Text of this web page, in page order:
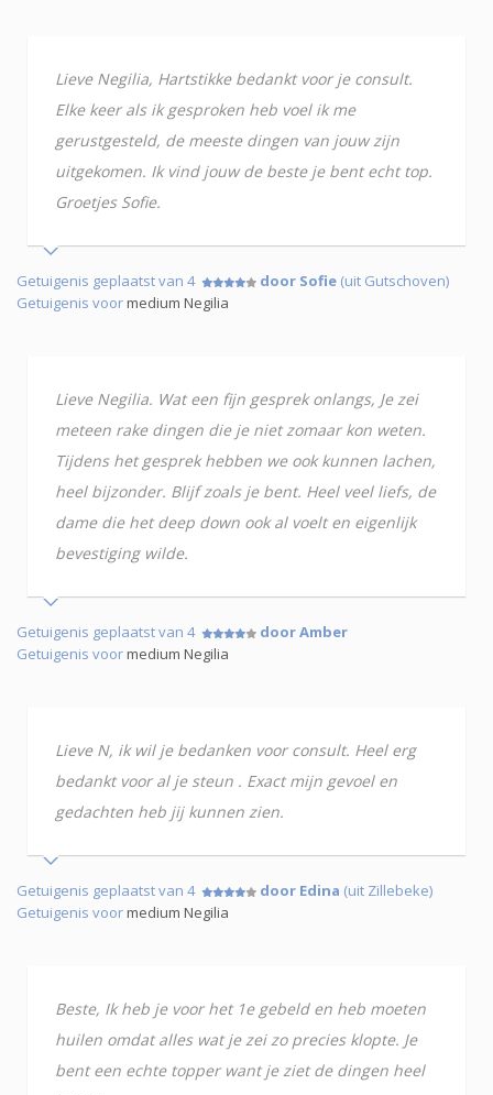
Lieve Negilia, Hartstikke bedankt voor je consult.
Elke keer als ik gesproken heb voel ik me
gerustgesteld, de meeste dingen van jouw zijn
uitgekomen. Ik vind jouw de beste je bent echt top.
Groetjes Sofie.
Getuigenis geplaatst van 4 door Sofie (uit Gutschoven)
Getuigenis voormedium Negilia
Lieve Negilia. Wat een fijn gesprek onlangs, Je zei
meteen rake dingen die je niet zomaar kon weten.
Tijdens het gesprek hebben we ook kunnen lachen,
heel bijzonder. Blijf zoals je bent. Heel veel liefs, de
dame die het deep down ook al voelt en eigenlijk
bevestiging wilde.
Getuigenis geplaatst van 4
door Amber
Getuigenis voormedium Negilia
Lieve N, ik wil je bedanken voor consult. Heel erg
bedankt voor al je steun . Exact mijn gevoel en
gedachten heb jij kunnen zien.
Getuigenis geplaatst van 4 door Edina (uit Zillebeke)
Getuigenis voormedium Negilia
Beste, Ik heb je voor het 1e gebeld en heb moeten
huilen omdat alles wat je zei zo precies klopte. Je
bent een echte topper want je ziet de dingen heel